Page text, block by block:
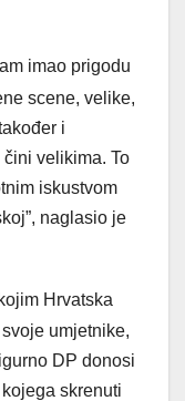
imao prigodu
scene, velike,
i
velikima. To
iskustvom
naglasio je
Hrvatska
umjetnike,
DP donosi
skrenuti